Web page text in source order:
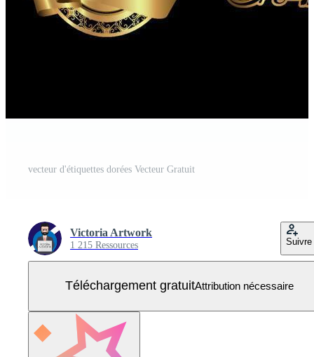
vecteur d'étiquettes dorées Vecteur Gratuit
Victoria Artwork
1 215 Ressources Suivre
Téléchargement gratuitAttribution nécessaire